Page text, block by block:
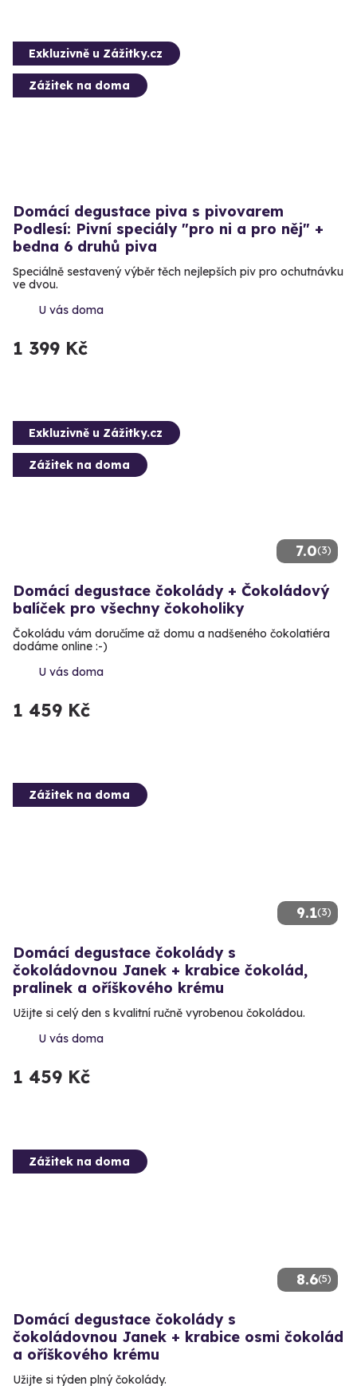
Exkluzivně u Zážitky.cz
Zážitek na doma
Domácí degustace piva s pivovarem
Podlesí: Pivní speciály "pro ni a pro něj" +
bedna 6 druhů piva
Speciálně sestavený výběr těch nejlepších piv pro ochutnávku
ve dvou.
U vás doma
1 399 Kč
7.0(3)
Exkluzivně u Zážitky.cz
Zážitek na doma
Domácí degustace čokolády + Čokoládový
balíček pro všechny čokoholiky
Čokoládu vám doručíme až domu a nadšeného čokolatiéra
dodáme online :-)
U vás doma
1 459 Kč
9.1(3)
Zážitek na doma
Domácí degustace čokolády s
čokoládovnou Janek + krabice čokolád,
pralinek a oříškového krému
Užijte si celý den s kvalitní ručně vyrobenou čokoládou.
U vás doma
1 459 Kč
8.6(5)
Zážitek na doma
Domácí degustace čokolády s
čokoládovnou Janek + krabice osmi čokolád
a oříškového krému
Užijte si týden plný čokolády.